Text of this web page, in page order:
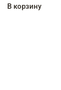
В корзину